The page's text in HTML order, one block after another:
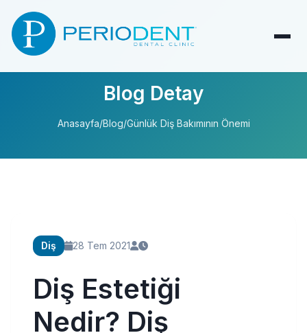
Blog Detay
Anasayfa/Blog/Günlük Diş Bakımının Önemi
Diş 28 Tem 2021
Diş Estetiği
Nedir? Diş